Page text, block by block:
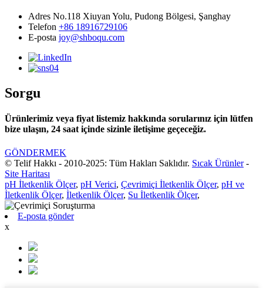
Adres No.118 Xiuyan Yolu, Pudong Bölgesi, Şanghay
Telefon +86 18916729106
E-posta joy@shboqu.com
Sorgu
Ürünlerimiz veya fiyat listemiz hakkında sorularınız için lütfen
bize ulaşın, 24 saat içinde sizinle iletişime geçeceğiz.
GÖNDERMEK
© Telif Hakkı - 2010-2025: Tüm Hakları Saklıdır. Sıcak Ürünler-
Site Haritası
pH İletkenlik Ölçer, pH Verici, Çevrimiçi İletkenlik Ölçer, pH ve
İletkenlik Ölçer, İletkenlik Ölçer, Su İletkenlik Ölçer,
E-posta gönder
x